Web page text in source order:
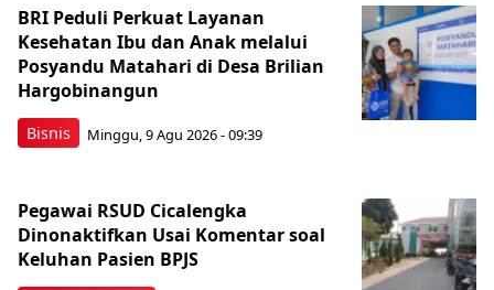
Bisnis
BRI Peduli Perkuat Layanan
Kesehatan Ibu dan Anak melalui
Posyandu Matahari di Desa Brilian
Hargobinangun
Minggu, 9 Agu 2026 - 09:39
Pegawai RSUD Cicalengka
Dinonaktifkan Usai Komentar soal
Keluhan Pasien BPJS